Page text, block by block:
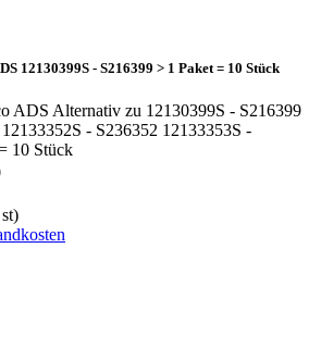
12130399S - S216399 > 1 Paket = 10 Stück
ADS Alternativ zu 12130399S - S216399
- S236352 12133353S -
10 Stück